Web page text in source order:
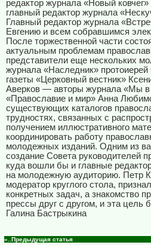
редактор журнала «Новый
главный редактор журнала
Главный редактор журнала
Евгению и всем собравшимся
После торжественной части
актуальным проблемам
представители еще нескольких
журнала «Наследник»
газеты «Церковный вестник»
Аверков — авторы журнала «Мы в
«Православие и мир» Анна
существующих каталогов
трудностях, связанных с
получением иллюстративного
координировать работу
молодежных изданий. Одним из
создание Совета руководителей
куда вошли бы и главные
на молодежную аудиторию. Петр
модератор круглого стола,
конкретных задач, а знакомство
прессы друг с другом, и эта цель
Галина Бастрыкина
«..Предыдущая статья